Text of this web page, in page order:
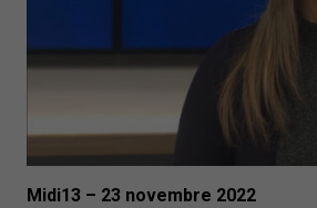
Midi13 – 23 novembre 2022